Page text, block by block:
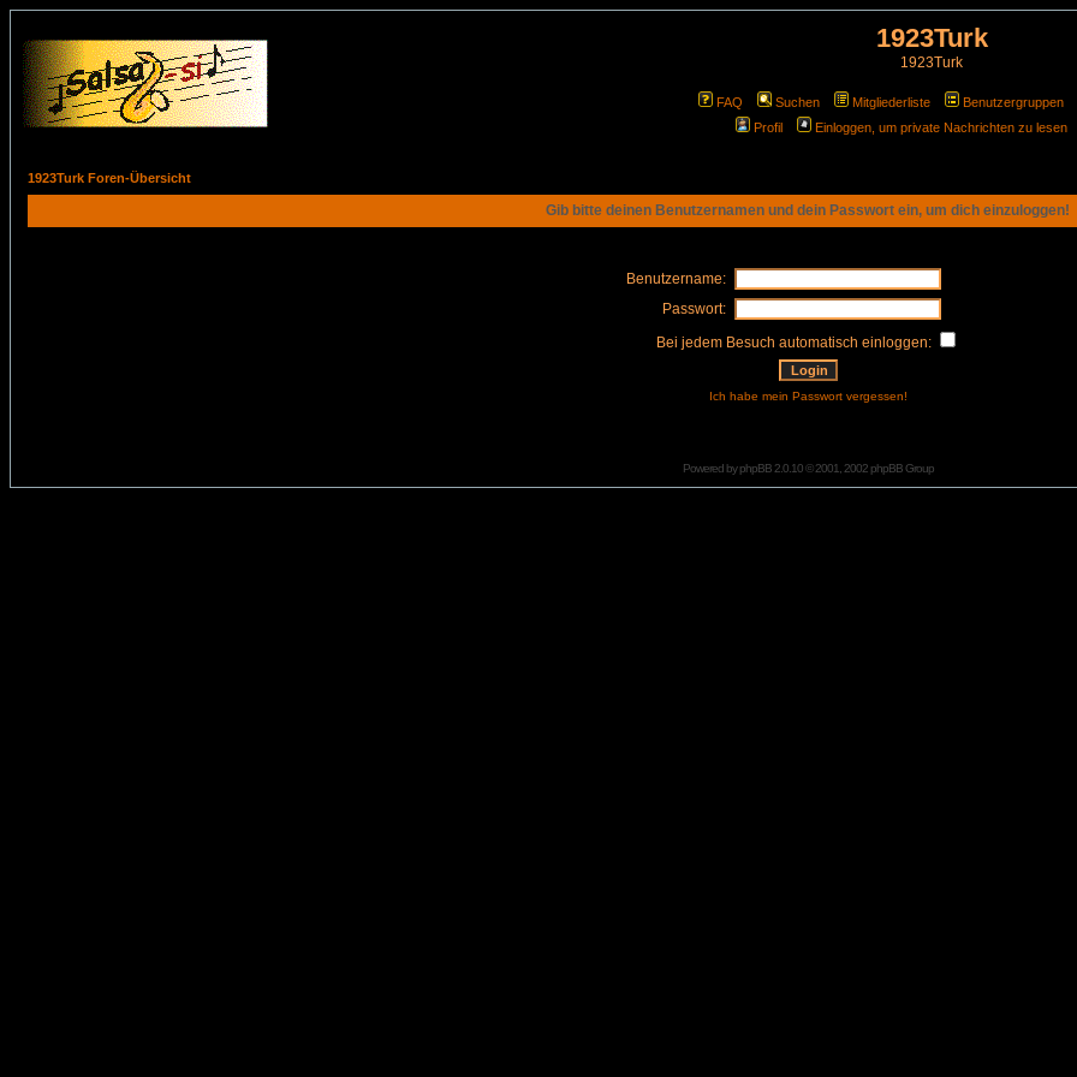
1923Turk
1923Turk
FAQ Suchen Mitgliederliste Benutzergruppen
Profil
Einloggen, um private Nachrichten zu lesen
1923Turk Foren-Übersicht
Gib bitte deinen Benutzernamen und dein Passwort ein, um dich einzuloggen!
Benutzername:
Passwort:
Bei jedem Besuch automatisch einloggen:
Ich habe mein Passwort vergessen!
Powered byphpBB2.0.10 © 2001, 2002 phpBB Group